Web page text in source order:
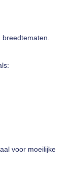
breedtematen.
voor moeilijke